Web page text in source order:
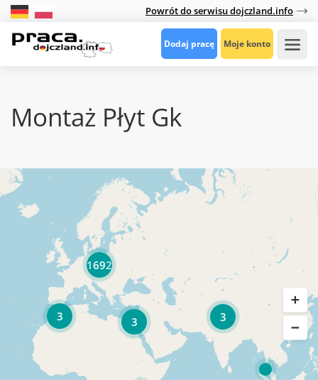
Powrót do serwisu dojczland.info
Dodaj pracę Moje konto
Montaż Płyt Gk
3
3
3
1692